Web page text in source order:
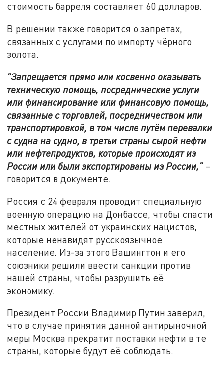
стоимость барреля составляет 60 долларов.
В решении также говорится о запретах,
связанных с услугами по импорту чёрного
золота.
"Запрещается прямо или косвенно оказывать
техническую помощь, посреднические услуги
или финансирование или финансовую помощь,
связанные с торговлей, посредничеством или
транспортировкой, в том числе путём перевалки
с судна на судно, в третьи страны сырой нефти
или нефтепродуктов, которые происходят из
России или были экспортированы из России,"–
говорится в документе.
Россия с 24 февраля проводит специальную
военную операцию на Донбассе, чтобы спасти
местных жителей от украинских нацистов,
которые ненавидят русскоязычное
население. Из-за этого Вашингтон и его
союзники решили ввести санкции против
нашей страны, чтобы разрушить её
экономику.
Президент России Владимир Путин заверил,
что в случае принятия данной антирыночной
меры Москва прекратит поставки нефти в те
страны, которые будут её соблюдать.